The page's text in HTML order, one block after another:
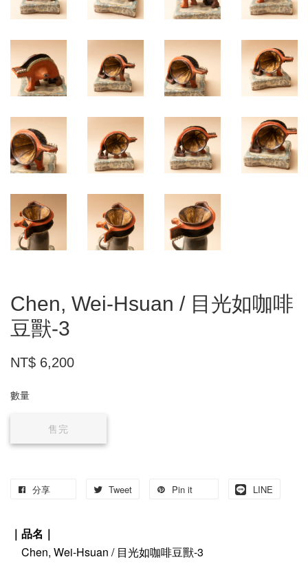
Chen, Wei-Hsuan / 目光如咖啡
豆獸-3
NT$ 6,200
數量
售完
分享 Tweet Pin it LINE
｜品名｜
Chen, Wei-Hsuan / 目光如咖啡豆獸-3